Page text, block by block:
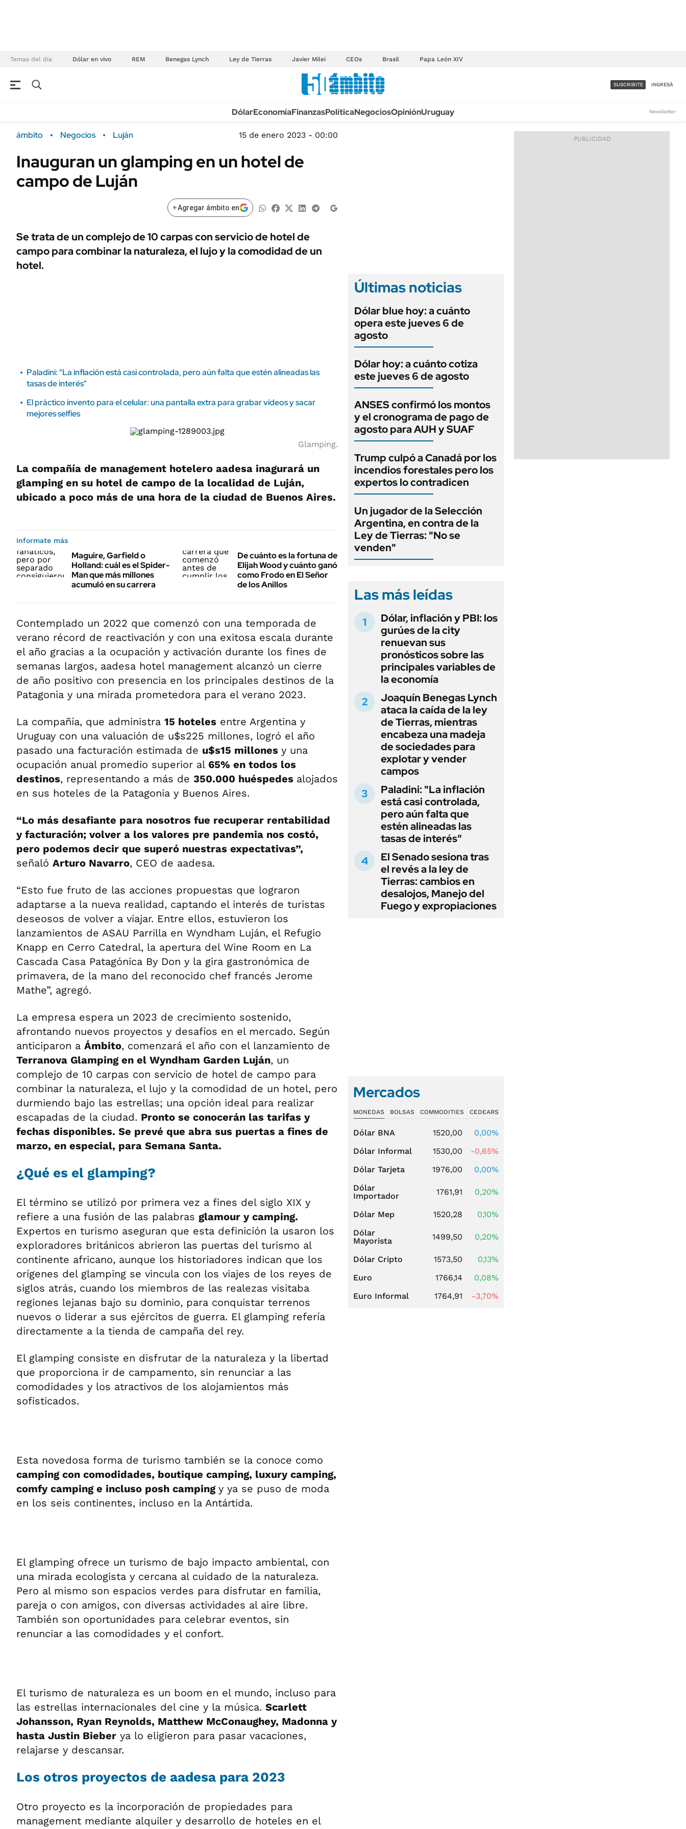
Temas del día Dólar en vivo REM Benegas Lynch Ley de Tierras Javier Milei CEOs Brasil Papa León XIV
Campo
FINANZAS
ÁMBITO DEBATE
MEDIAKIT AMBITO DEBATE
Sustentabilidad
POLÍTICA
TECNOLOGÍA
MÉXICO
MUNDO
LIFESTYLE
AUTOS
ACCESO FULL - $1.800/MES
SUSCRIBITE INGRESÁ
DólarEconomíaFinanzasPolíticaNegociosOpiniónUruguay Newsletter
ámbito Negocios Luján 15 de enero 2023 - 00:00
Inauguran un glamping en un hotel de
campo de Luján
+Agregar ámbito en
Se trata de un complejo de 10 carpas con servicio de hotel de
campo para combinar la naturaleza, el lujo y la comodidad de un
hotel.
Paladini: "La inflación está casi controlada, pero aún falta que estén alineadas las
tasas de interés"
El práctico invento para el celular: una pantalla extra para grabar videos y sacar
mejores selfies
Glamping.
La compañía de management hotelero aadesa inagurará un
glamping en su hotel de campo de la localidad de Luján,
ubicado a poco más de una hora de la ciudad de Buenos Aires.
Informate más
Maguire, Garfield o
Holland: cuál es el Spider-
Man que más millones
acumuló en su carrera
De cuánto es la fortuna de
Elijah Wood y cuánto ganó
como Frodo en El Señor
de los Anillos
Contemplado un 2022 que comenzó con una temporada de
verano récord de reactivación y con una exitosa escala durante
el año gracias a la ocupación y activación durante los fines de
semanas largos, aadesa hotel management alcanzó un cierre
de año positivo con presencia en los principales destinos de la
Patagonia y una mirada prometedora para el verano 2023.
La compañía, que administra 15 hoteles entre Argentina y
Uruguay con una valuación de u$s225 millones, logró el año
pasado una facturación estimada de u$s15 millones y una
ocupación anual promedio superior al 65% en todos los
destinos, representando a más de 350.000 huéspedes alojados
en sus hoteles de la Patagonia y Buenos Aires.
“Lo más desafiante para nosotros fue recuperar rentabilidad
y facturación; volver a los valores pre pandemia nos costó,
pero podemos decir que superó nuestras expectativas”,
señaló Arturo Navarro, CEO de aadesa.
“Esto fue fruto de las acciones propuestas que lograron
adaptarse a la nueva realidad, captando el interés de turistas
deseosos de volver a viajar. Entre ellos, estuvieron los
lanzamientos de ASAU Parrilla en Wyndham Luján, el Refugio
Knapp en Cerro Catedral, la apertura del Wine Room en La
Cascada Casa Patagónica By Don y la gira gastronómica de
primavera, de la mano del reconocido chef francés Jerome
Mathe”, agregó.
La empresa espera un 2023 de crecimiento sostenido,
afrontando nuevos proyectos y desafíos en el mercado. Según
anticiparon a Ámbito, comenzará el año con el lanzamiento de
Terranova Glamping en el Wyndham Garden Luján, un
complejo de 10 carpas con servicio de hotel de campo para
combinar la naturaleza, el lujo y la comodidad de un hotel, pero
durmiendo bajo las estrellas; una opción ideal para realizar
escapadas de la ciudad. Pronto se conocerán las tarifas y
fechas disponibles. Se prevé que abra sus puertas a fines de
marzo, en especial, para Semana Santa.
¿Qué es el glamping?
El término se utilizó por primera vez a fines del siglo XIX y
refiere a una fusión de las palabras glamour y camping.
Expertos en turismo aseguran que esta definición la usaron los
exploradores británicos abrieron las puertas del turismo al
continente africano, aunque los historiadores indican que los
orígenes del glamping se vincula con los viajes de los reyes de
siglos atrás, cuando los miembros de las realezas visitaba
regiones lejanas bajo su dominio, para conquistar terrenos
nuevos o liderar a sus ejércitos de guerra. El glamping refería
directamente a la tienda de campaña del rey.
El glamping consiste en disfrutar de la naturaleza y la libertad
que proporciona ir de campamento, sin renunciar a las
comodidades y los atractivos de los alojamientos más
sofisticados.
Esta novedosa forma de turismo también se la conoce como
camping con comodidades, boutique camping, luxury camping,
comfy camping e incluso posh camping y ya se puso de moda
en los seis continentes, incluso en la Antártida.
El glamping ofrece un turismo de bajo impacto ambiental, con
una mirada ecologista y cercana al cuidado de la naturaleza.
Pero al mismo son espacios verdes para disfrutar en familia,
pareja o con amigos, con diversas actividades al aire libre.
También son oportunidades para celebrar eventos, sin
renunciar a las comodidades y el confort.
El turismo de naturaleza es un boom en el mundo, incluso para
las estrellas internacionales del cine y la música. Scarlett
Johansson, Ryan Reynolds, Matthew McConaughey, Madonna y
hasta Justin Bieber ya lo eligieron para pasar vacaciones,
relajarse y descansar.
Los otros proyectos de aadesa para 2023
Otro proyecto es la incorporación de propiedades para
management mediante alquiler y desarrollo de hoteles en el
Últimas noticias
Dólar blue hoy: a cuánto
opera este jueves 6 de
agosto
Dólar hoy: a cuánto cotiza
este jueves 6 de agosto
ANSES confirmó los montos
y el cronograma de pago de
agosto para AUH y SUAF
Trump culpó a Canadá por los
incendios forestales pero los
expertos lo contradicen
Un jugador de la Selección
Argentina, en contra de la
Ley de Tierras: "No se
venden"
Las más leídas
Dólar, inflación y PBI: los
gurúes de la city
renuevan sus
pronósticos sobre las
principales variables de
la economía
Joaquín Benegas Lynch
ataca la caída de la ley
de Tierras, mientras
encabeza una madeja
de sociedades para
explotar y vender
campos
Paladini: "La inflación
está casi controlada,
pero aún falta que
estén alineadas las
tasas de interés"
El Senado sesiona tras
el revés a la ley de
Tierras: cambios en
desalojos, Manejo del
Fuego y expropiaciones
Mercados
MONEDAS BOLSAS COMMODITIES CEDEARS
Dólar BNA 1520,00
0,00%
Dólar Informal
1530,00
-0,65%
Dólar Tarjeta
1976,00
0,00%
Dólar
Importador
1761,91 0,20%
Dólar Mep 1520,28
0,10%
Dólar
Mayorista
1499,50 0,20%
Dólar Cripto 1573,50
0,13%
Euro
1766,14
0,08%
Euro Informal
1764,91 -3,70%